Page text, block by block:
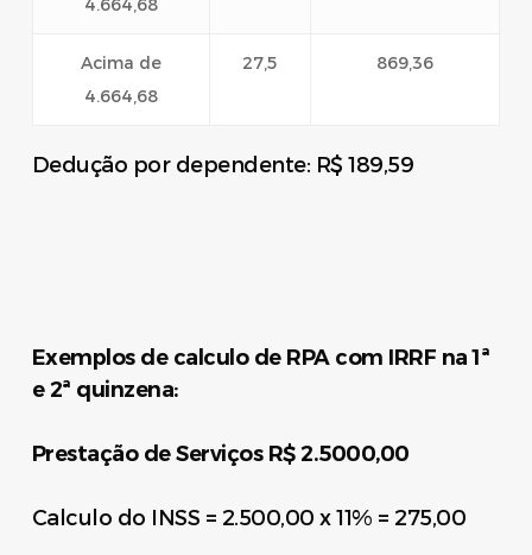
4.664,68
Acima de
4.664,68
27,5 869,36
Dedução por dependente: R$ 189,59
Exemplos de calculo de RPA com IRRF na 1ª
e 2ª quinzena:
Prestação de Serviços R$ 2.5000,00
Calculo do INSS = 2.500,00 x 11% = 275,00